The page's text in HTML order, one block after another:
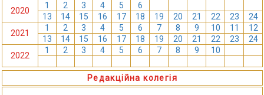
2020
1 2 3 4 5 6
13
14 15 16 17 18 19 20 21 22 23
24
2021
1 2 3 4 5 6 7 8 9 10 11
12
13
14 15 16 17 18 19 20 21 22 23
24
2022
1 2 3 4 5 6 7 8 9 10
Редакційна колегія